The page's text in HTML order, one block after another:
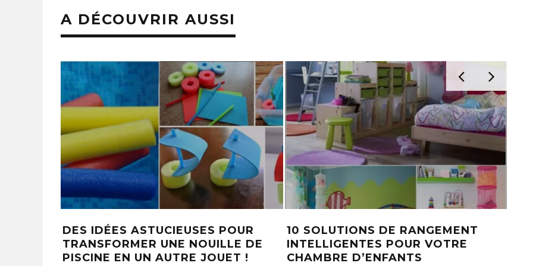
A DÉCOUVRIR AUSSI
10 SOLUTIONS DE RANGEMENT
INTELLIGENTES POUR VOTRE
CHAMBRE D’ENFANTS
MEILLEURES IDÉES DE SALLE DE
BAIN POUR QUE VOTRE ESPACE
RESSEMBLE À UN SPA!
CETTE